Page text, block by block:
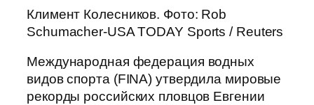
Климент Колесников. Фото: Rob
Schumacher-USA TODAY Sports / Reuters
Международная федерация водных
видов спорта (FINA) утвердила мировые
рекорды российских пловцов Евгении